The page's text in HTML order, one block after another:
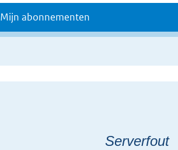
Mijn abonnementen
Serverfout